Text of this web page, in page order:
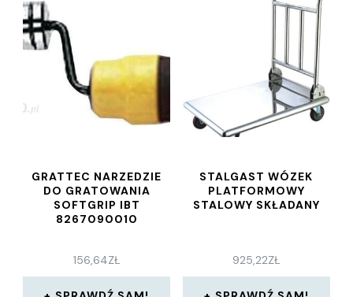
GRATTEC NARZEDZIE
DO GRATOWANIA
SOFTGRIP IBT
8267090010
156,64ZŁ
STALGAST WÓZEK
PLATFORMOWY
STALOWY SKŁADANY
925,22ZŁ